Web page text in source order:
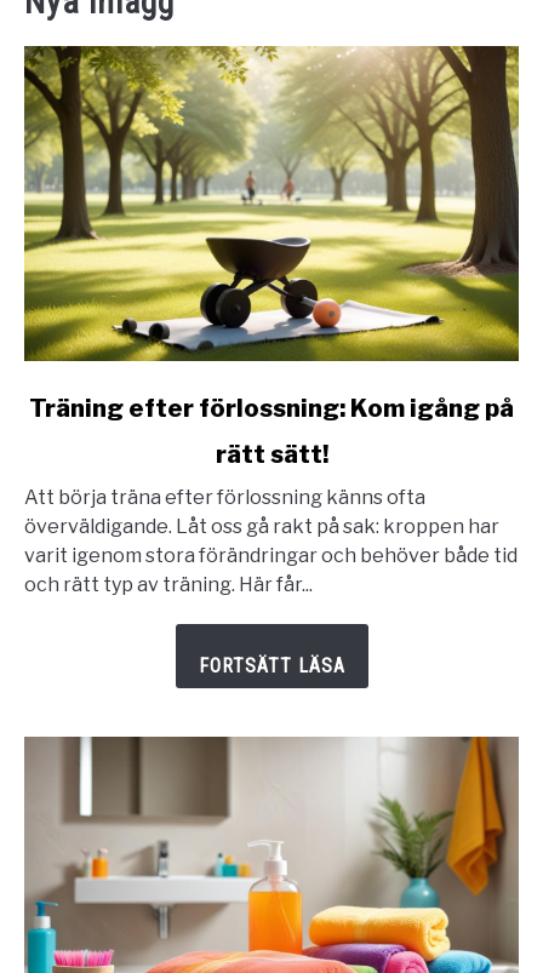
link
efter
förlossning:
Kom
igång
Träning efter förlossning: Kom igång på
rätt sätt!
Att börja träna efter förlossning känns ofta
överväldigande. Låt oss gå rakt på sak: kroppen har
varit igenom stora förändringar och behöver både tid
och rätt typ av träning. Här får...